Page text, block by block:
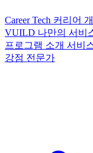
Career Tech 커리어
VUILD 나만의 서비
프로그램 소개 서비
강점 전문가